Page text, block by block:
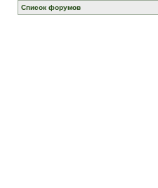
Список форумов